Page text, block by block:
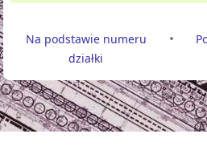
Na podstawie numeru
działki
•